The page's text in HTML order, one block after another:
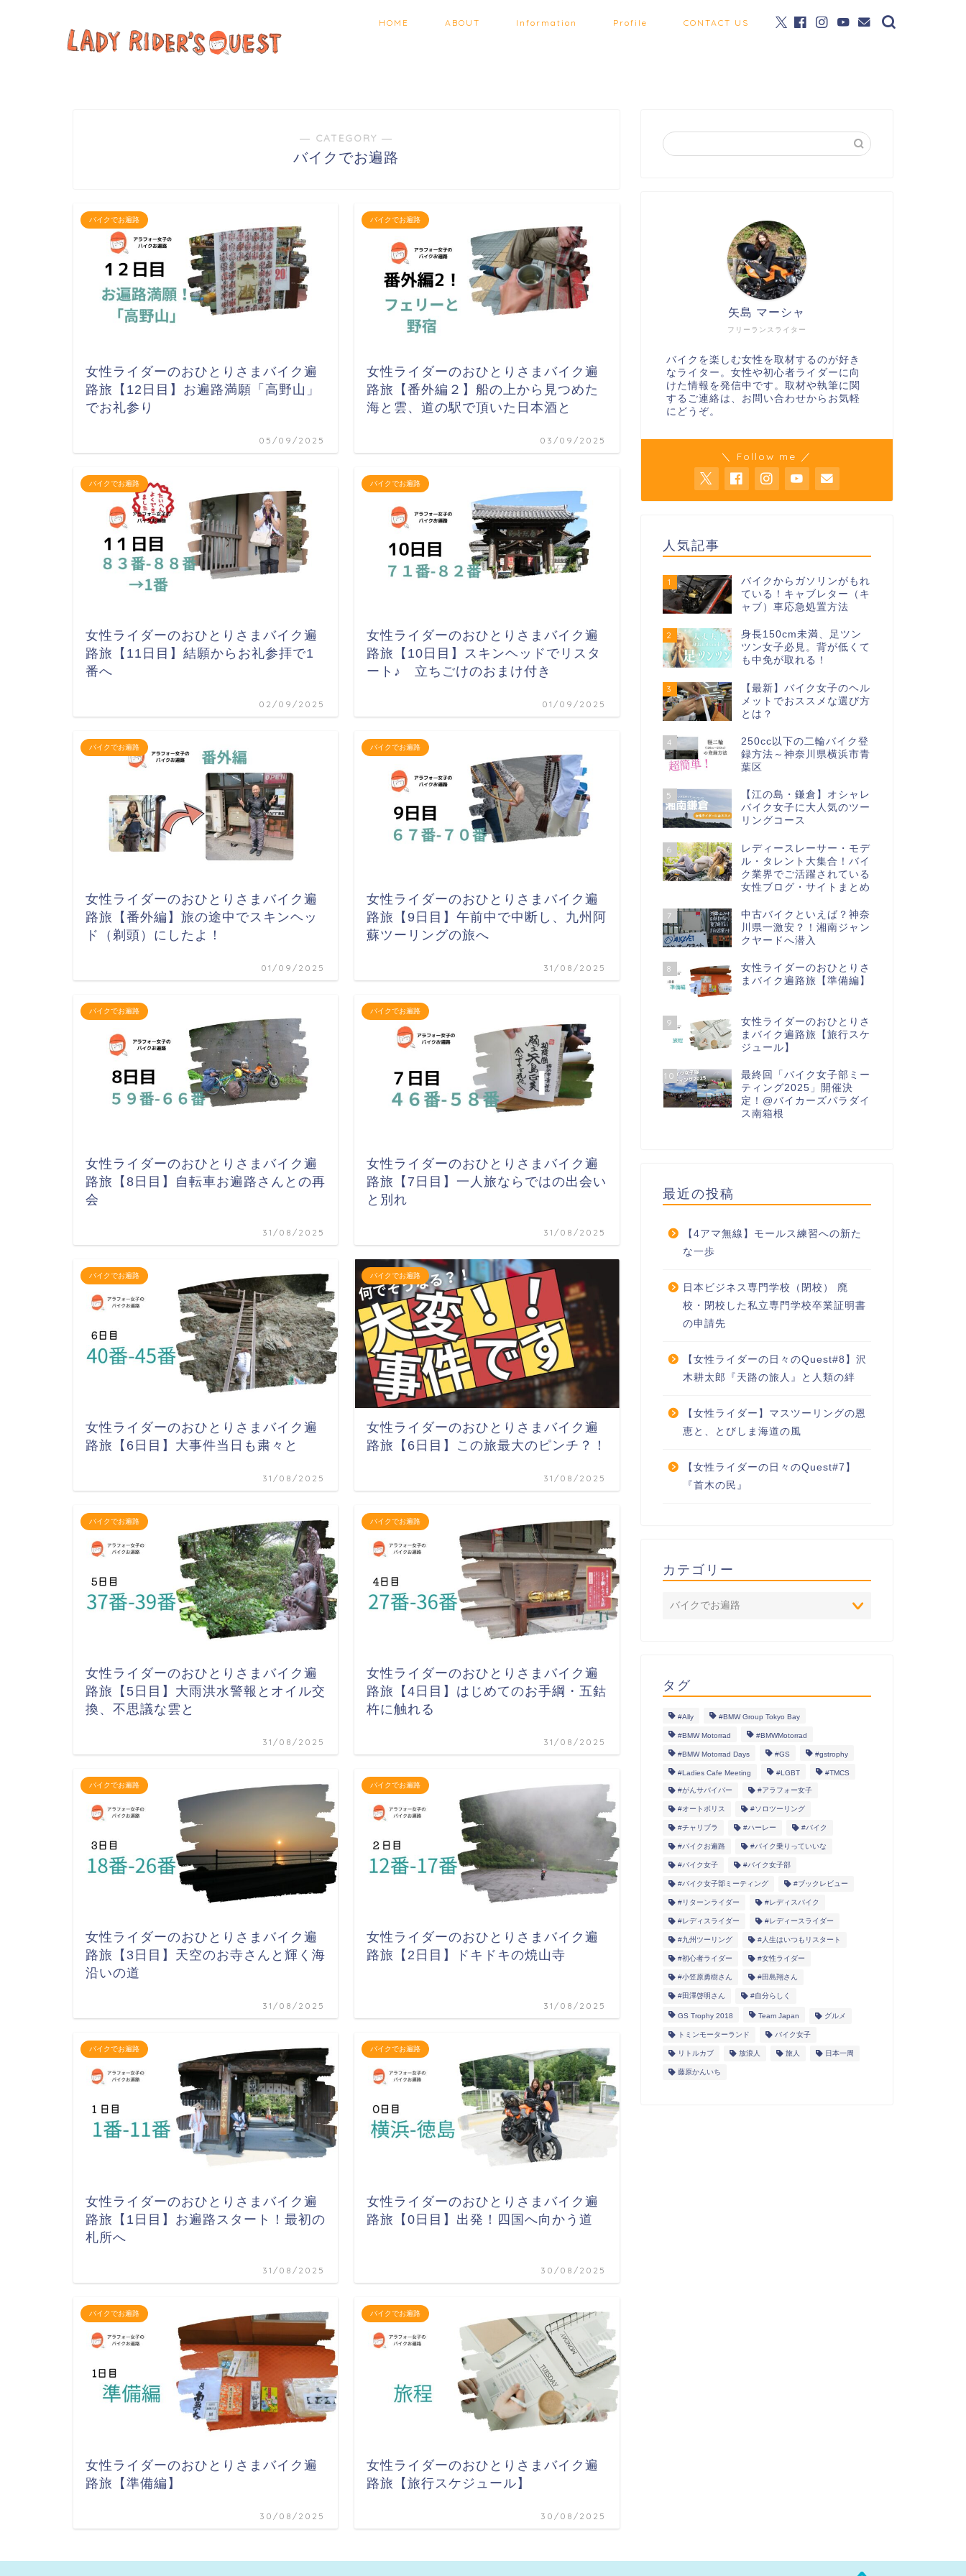
HOME ABOUT Information Profile CONTACT US
― CATEGORY ―
バイクでお遍路
バイクでお遍路
女性ライダーのおひとりさまバイク遍
路旅【12日目】お遍路満願「高野山」
でお礼参り
05/09/2025
バイクでお遍路
女性ライダーのおひとりさまバイク遍
路旅【番外編２】船の上から見つめた
海と雲、道の駅で頂いた日本酒と
03/09/2025
バイクでお遍路
女性ライダーのおひとりさまバイク遍
路旅【11日目】結願からお礼参拝で1
番へ
02/09/2025
バイクでお遍路
女性ライダーのおひとりさまバイク遍
路旅【10日目】スキンヘッドでリスタ
ート♪ 立ちごけのおまけ付き
01/09/2025
バイクでお遍路
女性ライダーのおひとりさまバイク遍
路旅【番外編】旅の途中でスキンヘッ
ド（剃頭）にしたよ！
01/09/2025
バイクでお遍路
女性ライダーのおひとりさまバイク遍
路旅【9日目】午前中で中断し、九州阿
蘇ツーリングの旅へ
31/08/2025
バイクでお遍路
女性ライダーのおひとりさまバイク遍
路旅【8日目】自転車お遍路さんとの再
会
31/08/2025
バイクでお遍路
女性ライダーのおひとりさまバイク遍
路旅【7日目】一人旅ならではの出会い
と別れ
31/08/2025
バイクでお遍路
女性ライダーのおひとりさまバイク遍
路旅【6日目】大事件当日も粛々と
31/08/2025
バイクでお遍路
女性ライダーのおひとりさまバイク遍
路旅【6日目】この旅最大のピンチ？！
31/08/2025
バイクでお遍路
女性ライダーのおひとりさまバイク遍
路旅【5日目】大雨洪水警報とオイル交
換、不思議な雲と
31/08/2025
バイクでお遍路
女性ライダーのおひとりさまバイク遍
路旅【4日目】はじめてのお手綱・五鈷
杵に触れる
31/08/2025
バイクでお遍路
女性ライダーのおひとりさまバイク遍
路旅【3日目】天空のお寺さんと輝く海
沿いの道
31/08/2025
バイクでお遍路
女性ライダーのおひとりさまバイク遍
路旅【2日目】ドキドキの焼山寺
31/08/2025
バイクでお遍路
女性ライダーのおひとりさまバイク遍
路旅【1日目】お遍路スタート！最初の
札所へ
31/08/2025
バイクでお遍路
女性ライダーのおひとりさまバイク遍
路旅【0日目】出発！四国へ向かう道
30/08/2025
バイクでお遍路
女性ライダーのおひとりさまバイク遍
路旅【準備編】
30/08/2025
バイクでお遍路
女性ライダーのおひとりさまバイク遍
路旅【旅行スケジュール】
30/08/2025
フリーランスライター
矢島 マーシャ
バイクを楽しむ女性を取材するのが好き
なライター。女性や初心者ライダーに向
けた情報を発信中です。取材や執筆に関
するご連絡は、お問い合わせからお気軽
にどうぞ。
＼ Follow me ／
人気記事
1
バイクからガソリンがもれ
ている！キャブレター（キ
ャブ）車応急処置方法
2
身長150cm未満、足ツン
ツン女子必見。背が低くて
も中免が取れる！
3
【最新】バイク女子のヘル
メットでおススメな選び方
とは？
4
250cc以下の二輪バイク登
録方法～神奈川県横浜市青
葉区
5
【江の島・鎌倉】オシャレ
バイク女子に大人気のツー
リングコース
6
レディースレーサー・モデ
ル・タレント大集合！バイ
ク業界でご活躍されている
女性ブログ・サイトまとめ
7
中古バイクといえば？神奈
川県一激安？！湘南ジャン
クヤードへ潜入
8
女性ライダーのおひとりさ
まバイク遍路旅【準備編】
9
女性ライダーのおひとりさ
まバイク遍路旅【旅行スケ
ジュール】
10
最終回「バイク女子部ミー
ティング2025」開催決
定！@バイカーズパラダイ
ス南箱根
最近の投稿
【4アマ無線】モールス練習への新た
な一歩
日本ビジネス専門学校（閉校） 廃
校・閉校した私立専門学校卒業証明書
の申請先
【女性ライダーの日々のQuest#8】沢
木耕太郎『天路の旅人』と人類の絆
【女性ライダー】マスツーリングの恩
恵と、とびしま海道の風
【女性ライダーの日々のQuest#7】
『首木の民』
カテゴリー
タグ
#Ally #BMW Group Tokyo Bay
#BMW Motorrad #BMWMotorrad
#BMW Motorrad Days #GS #gstrophy
#Ladies Cafe Meeting #LGBT #TMCS
#がんサバイバー #アラフォー女子
#オートポリス #ソロツーリング
#チャリブラ #ハーレー #バイク
#バイクお遍路 #バイク乗りっていいな
#バイク女子 #バイク女子部
#バイク女子部ミーティング #ブックレビュー
#リターンライダー #レディスバイク
#レディスライダー #レディースライダー
#九州ツーリング #人生はいつもリスタート
#初心者ライダー #女性ライダー
#小笠原勇樹さん #田島翔さん
#田澤啓明さん #自分らしく
GS Trophy 2018 Team Japan グルメ
トミンモーターランド バイク女子
リトルカブ 放浪人 旅人 日本一周
藤原かんいち